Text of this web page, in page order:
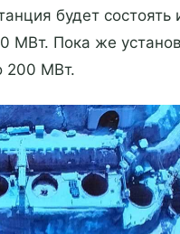
будет состоять
МВт. Пока же
200 МВт.